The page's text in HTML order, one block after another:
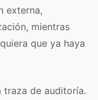
externa,
mientras
que ya haya
traza de auditoría.